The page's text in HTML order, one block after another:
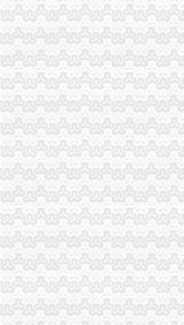
重庆公司注销
重庆证件遗失挂失清算注
重庆涪陵电力实业股份有
重庆市卫生局早就撤消
重庆国际实业投资股份有
购房近20年未办证房产公
沙坪坝区公司注销
【超越健身有限公司沙坪
原告重庆高洁中央空调系
晨报万事通_新浪新闻
重庆“山城百店无货”活动
重庆城市广告公司的广告